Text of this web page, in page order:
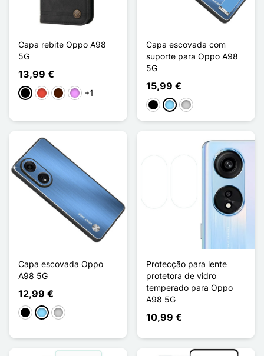
Capa rebite Oppo A98
5G
13,99 €
PretoVermelhoCastanho escuro
Violeta ligeira
+1
Capa escovada com
suporte para Oppo A98
5G
15,99 €
PretoAzul Claro
Prata
Capa escovada Oppo
A98 5G
12,99 €
PretoAzul Claro
Prata
Protecção para lente
protetora de vidro
temperado para Oppo
A98 5G
10,99 €